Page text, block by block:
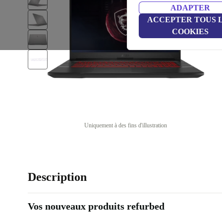
ADAPTER
ACCEPTER TOUS
COOKIES
Uniquement à des fins d'illustration
Description
Vos nouveaux produits refurbed